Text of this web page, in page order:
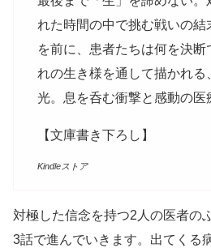
れた時間の中で挑む戦いの結
を前に、患者たちは何を決
れの生き様を通して描かれ
光。息を呑む衝撃と感動の医
【文庫書き下ろし】
Kindleストア
対極した信念を持つ2人の医者の
3話で進んでいきます。出てくる